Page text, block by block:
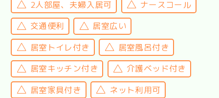
2人部屋、夫婦入居可
ナースコール
交通便利
居室広い
居室トイレ付き
居室風呂付き
居室キッチン付き
介護ベッド付き
居室家具付き
ネット利用可